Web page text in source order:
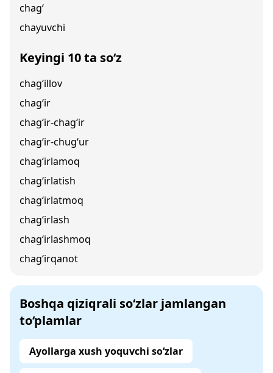
chag‘
chayuvchi
Keyingi 10 ta so‘z
chag‘illov
chag‘ir
chag‘ir-chag‘ir
chag‘ir-chug‘ur
chag‘irlamoq
chag‘irlatish
chag‘irlatmoq
chag‘irlash
chag‘irlashmoq
chag‘irqanot
Boshqa qiziqrali so‘zlar jamlangan
to‘plamlar
Ayollarga xush yoquvchi so‘zlar